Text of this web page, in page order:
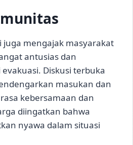
mengajak masyarakat
antusias dan
Diskusi terbuka
masukan dan
kebersamaan dan
diingatkan bahwa
nyawa dalam situasi